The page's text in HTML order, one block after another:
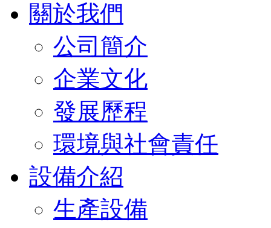
關於我們
公司簡介
企業文化
發展歷程
環境與社會責任
設備介紹
生產設備